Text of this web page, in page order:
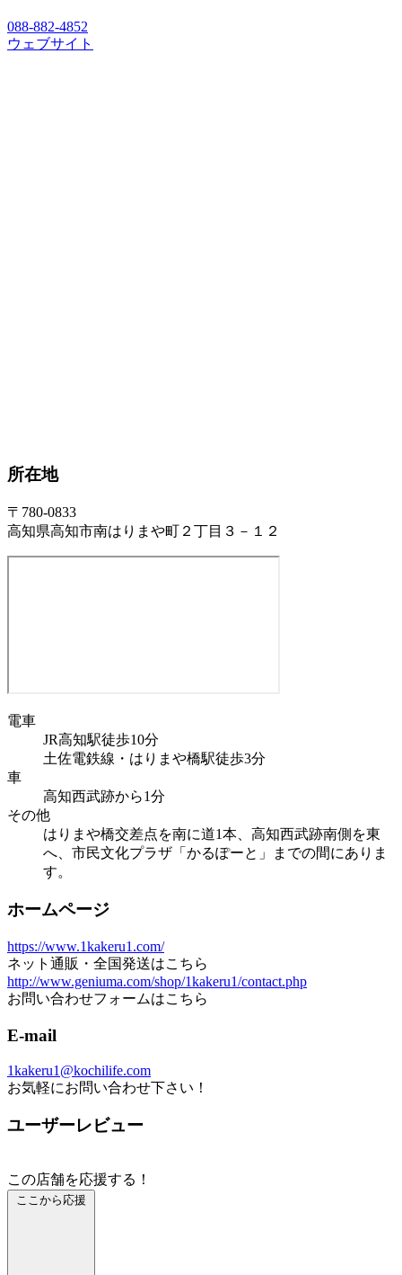
088-882-4852
ウェブサイト
所在地
〒780-0833
高知県高知市南はりまや町２丁目３－１２
電車
JR高知駅徒歩10分
土佐電鉄線・はりまや橋駅徒歩3分
車
高知西武跡から1分
その他
はりまや橋交差点を南に道1本、高知西武跡南側を東
へ、市民文化プラザ「かるぽーと」までの間にありま
す。
ホームページ
https://www.1kakeru1.com/
ネット通販・全国発送はこちら
http://www.geniuma.com/shop/1kakeru1/contact.php
お問い合わせフォームはこちら
E-mail
1kakeru1@kochilife.com
お気軽にお問い合わせ下さい！
ユーザーレビュー
この店舗を応援する！
ここから応援